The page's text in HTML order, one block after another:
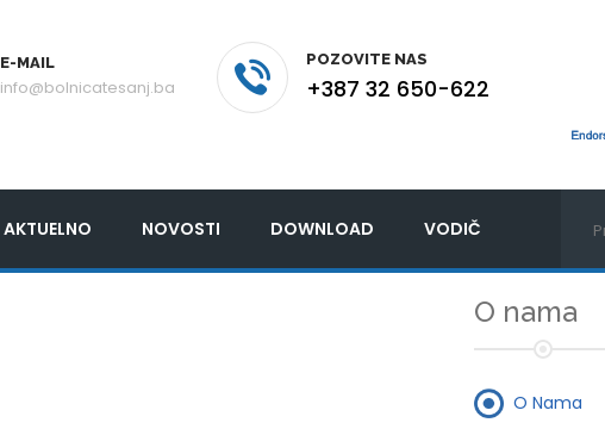
E-MAIL
info@bolnicatesanj.ba
POZOVITE NAS
+387 32 650-622
AKTUELNO NOVOSTI DOWNLOAD VODIČ
O nama
O Nama